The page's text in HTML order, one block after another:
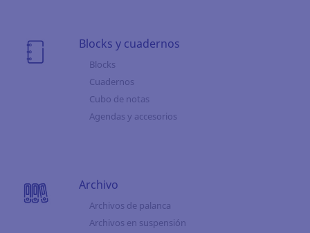
Blocks y cuadernos
Blocks
Cuadernos
Cubo de notas
Agendas y accesorios
Archivo
Archivos de palanca
Archivos en suspensión